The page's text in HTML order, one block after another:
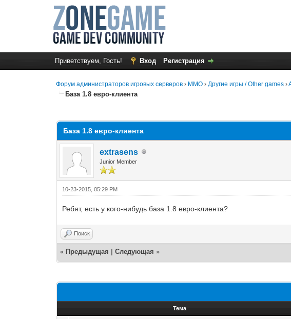
Приветствуем, Гость! Вход Регистрация
Форум администраторов игровых серверов › MMO ›Другие игры / Other games ›
База 1.8 евро-клиента
База 1.8 евро-клиента
extrasens
Junior Member
10-23-2015, 05:29 PM
Ребят, есть у кого-нибудь база 1.8 евро-клиента?
Поиск
« Предыдущая |Следующая»
Тема